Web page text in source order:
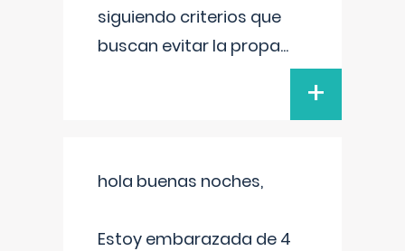
siguiendo criterios que
buscan evitar la propa...
+
hola buenas noches,
Estoy embarazada de 4